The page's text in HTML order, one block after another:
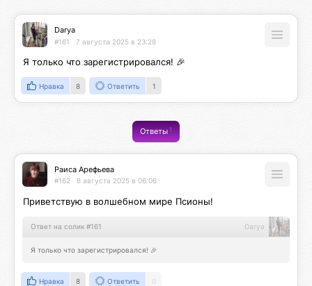
Darya
#161 7 августа 2025 в 23:28
Я только что зарегистрировался! 🎉
Нравка 8 Ответить 1
Ответы 1
Раиса Арефьева
#162 8 августа 2025 в 06:06
Приветствую в волшебном мире Псионы!
Ответ на солик #161 Darya
Я только что зарегистрировался! 🎉
Нравка 8 Ответить 0